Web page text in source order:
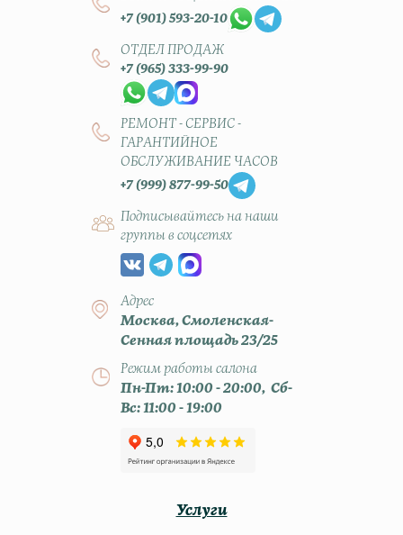
+7 (901) 593-20-10
ОТДЕЛ ПРОДАЖ
+7 (965) 333-99-90
РЕМОНТ - СЕРВИС -
ГАРАНТИЙНОЕ
ОБСЛУЖИВАНИЕ ЧАСОВ
+7 (999) 877-99-50
Подписывайтесь на наши
группы в соцсетях
Адрес
Москва, Смоленская-
Сенная площадь 23/25
Режим работы салона
Пн-Пт: 10:00 - 20:00, Сб-
Вс: 11:00 - 19:00
Услуги